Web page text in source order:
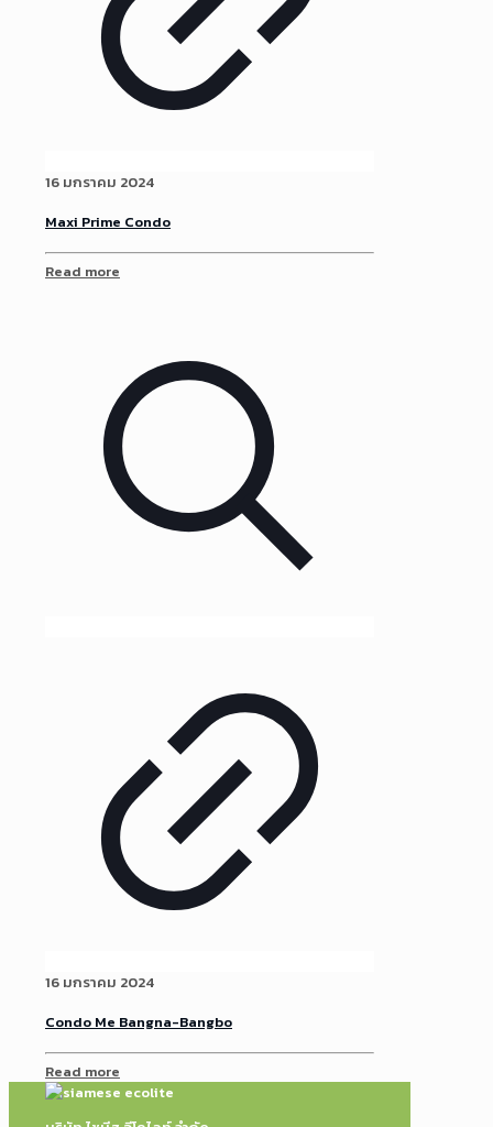
16 มกราคม 2024
Maxi Prime Condo
Read more
16 มกราคม 2024
Condo Me Bangna-Bangbo
Read more